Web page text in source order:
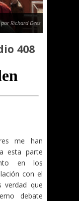
por Richard Dees
408
me han
esta parte
en los
con el
verdad que
debate